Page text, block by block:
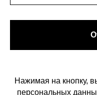
Нажимая на кнопку,
персональных